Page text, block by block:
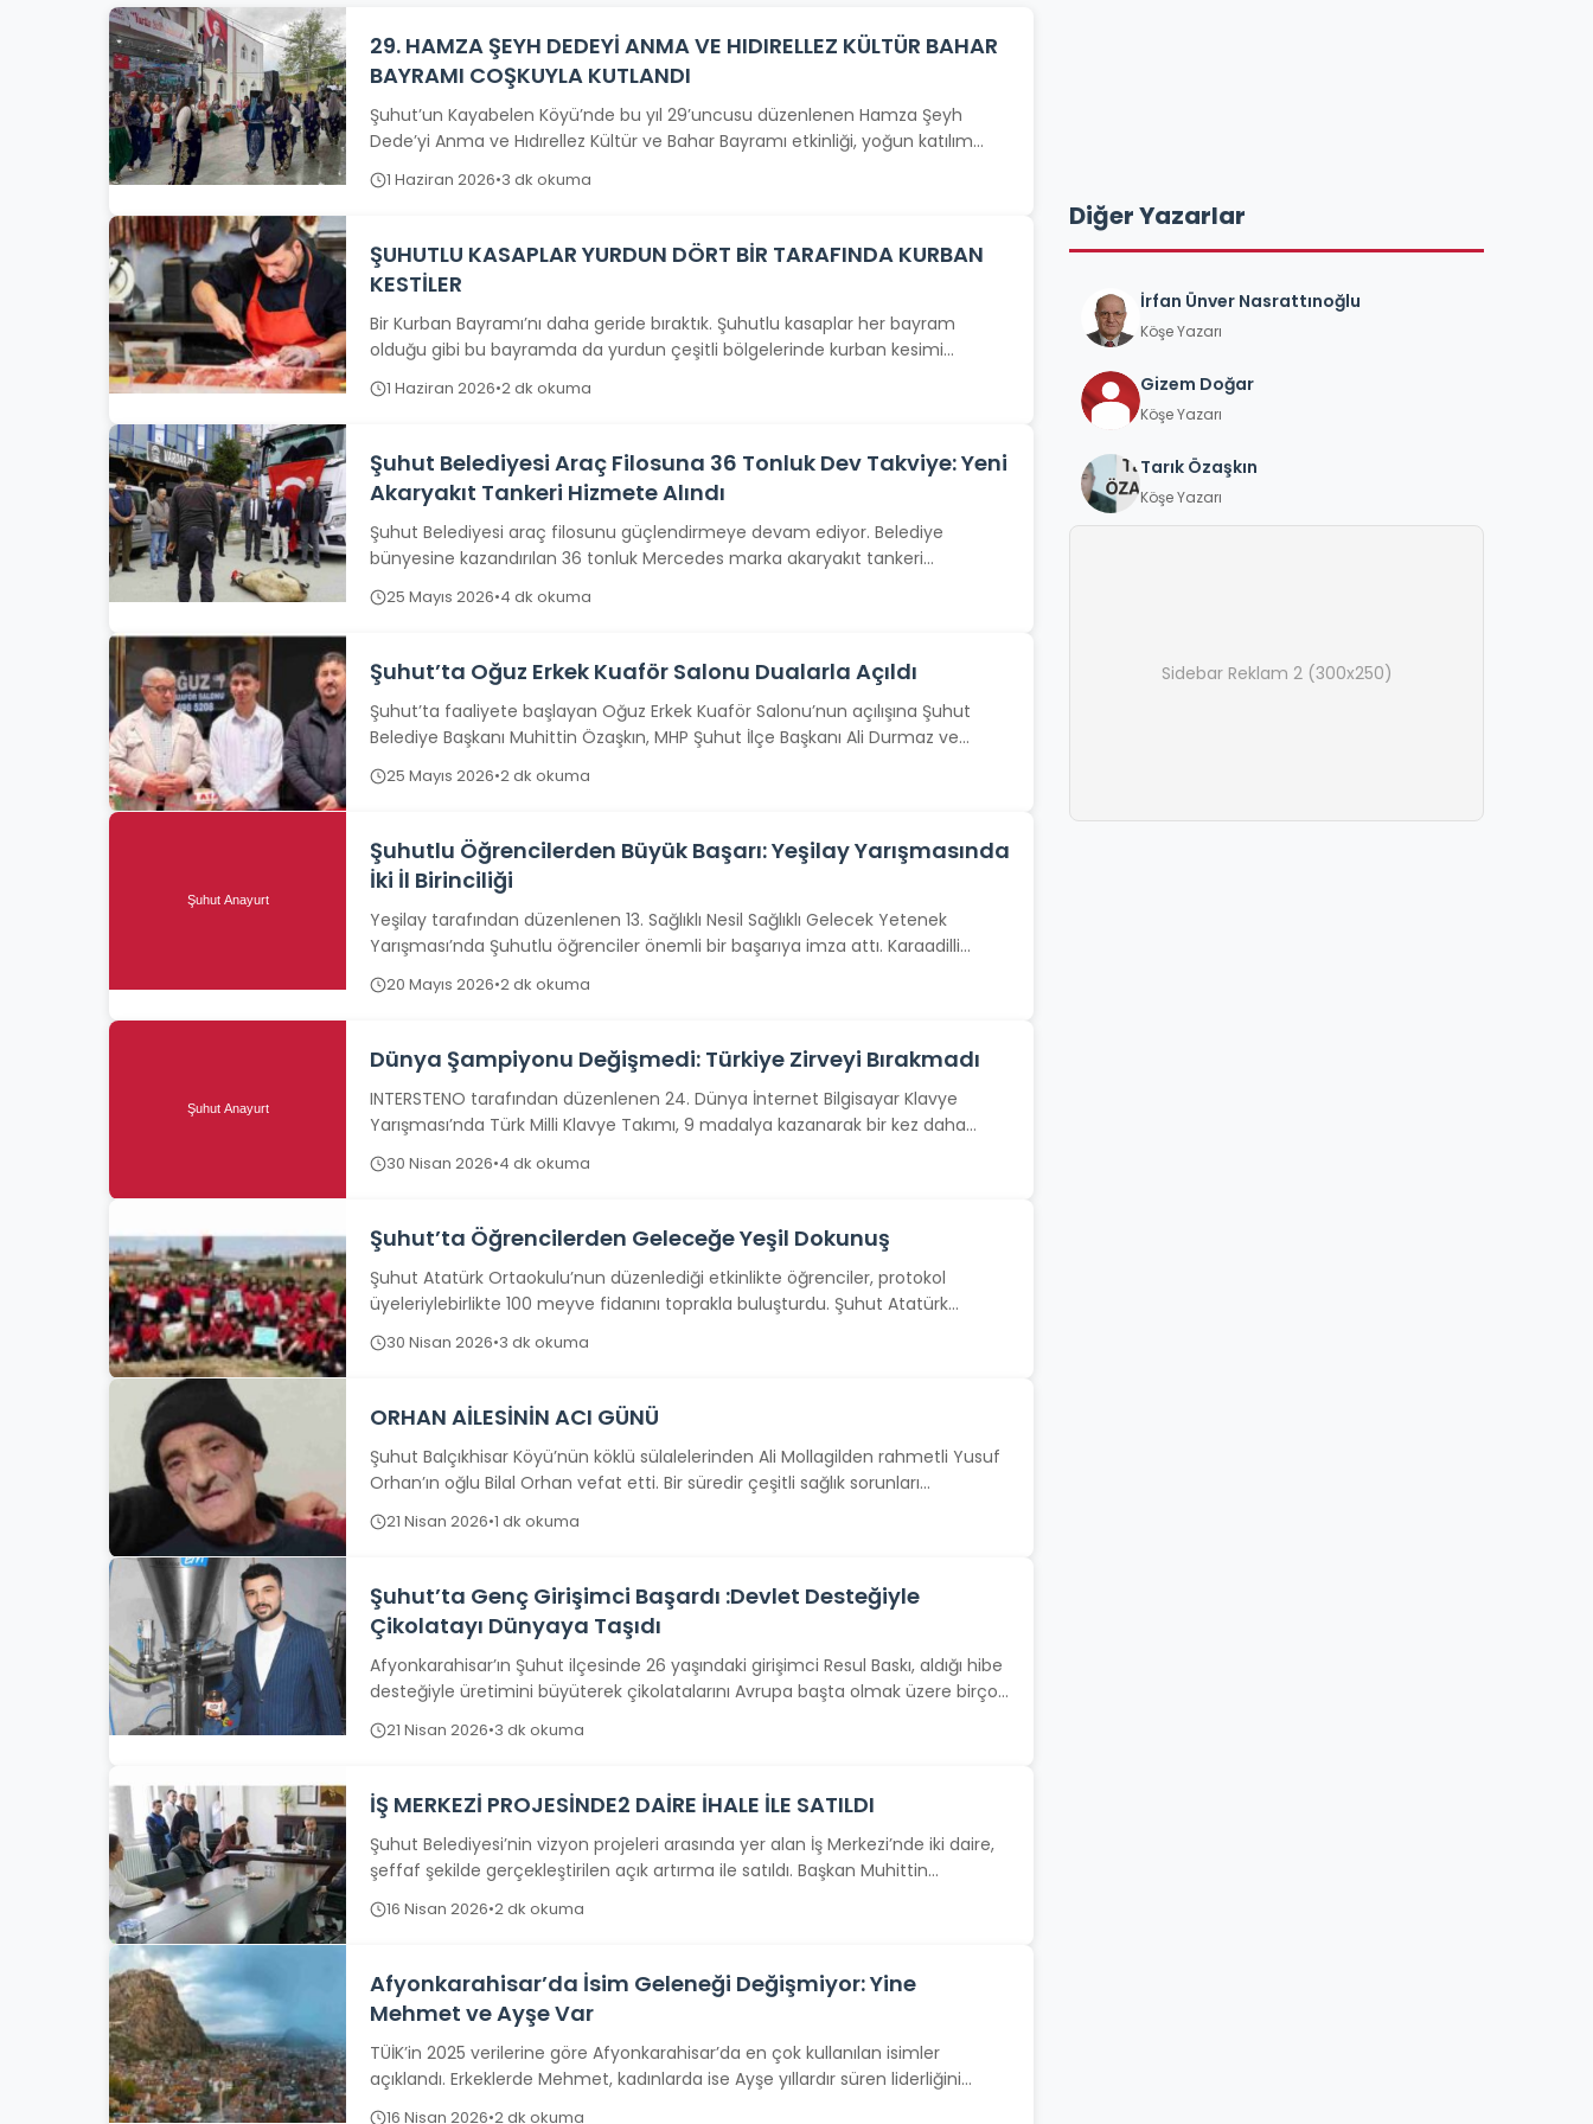
29. HAMZA ŞEYH DEDEYİ ANMA VE HIDIRELLEZ KÜLTÜR BAHAR
BAYRAMI COŞKUYLA KUTLANDI
Şuhut’un Kayabelen Köyü’nde bu yıl 29’uncusu düzenlenen Hamza Şeyh
Dede’yi Anma ve Hıdırellez Kültür ve Bahar Bayramı etkinliği, yoğun katılım...
1 Haziran 2026•3 dk okuma
ŞUHUTLU KASAPLAR YURDUN DÖRT BİR TARAFINDA KURBAN
KESTİLER
Bir Kurban Bayramı’nı daha geride bıraktık. Şuhutlu kasaplar her bayram
olduğu gibi bu bayramda da yurdun çeşitli bölgelerinde kurban kesimi...
1 Haziran 2026•2 dk okuma
Şuhut Belediyesi Araç Filosuna 36 Tonluk Dev Takviye: Yeni
Akaryakıt Tankeri Hizmete Alındı
Şuhut Belediyesi araç filosunu güçlendirmeye devam ediyor. Belediye
bünyesine kazandırılan 36 tonluk Mercedes marka akaryakıt tankeri
düzenlenen program ve dualarla...
25 Mayıs 2026•4 dk okuma
Şuhut’ta Oğuz Erkek Kuaför Salonu Dualarla Açıldı
Şuhut’ta faaliyete başlayan Oğuz Erkek Kuaför Salonu’nun açılışına Şuhut
Belediye Başkanı Muhittin Özaşkın, MHP Şuhut İlçe Başkanı Ali Durmaz ve...
25 Mayıs 2026•2 dk okuma
Şuhutlu Öğrencilerden Büyük Başarı: Yeşilay Yarışmasında
İki İl Birinciliği
Yeşilay tarafından düzenlenen 13. Sağlıklı Nesil Sağlıklı Gelecek Yetenek
Yarışması’nda Şuhutlu öğrenciler önemli bir başarıya imza attı. Karaadilli
İlkokulu ve...
20 Mayıs 2026•2 dk okuma
Dünya Şampiyonu Değişmedi: Türkiye Zirveyi Bırakmadı
INTERSTENO tarafından düzenlenen 24. Dünya İnternet Bilgisayar Klavye
Yarışması’nda Türk Milli Klavye Takımı, 9 madalya kazanarak bir kez daha
dünya...
30 Nisan 2026•4 dk okuma
Şuhut’ta Öğrencilerden Geleceğe Yeşil Dokunuş
Şuhut Atatürk Ortaokulu’nun düzenlediği etkinlikte öğrenciler, protokol
üyeleriylebirlikte 100 meyve fidanını toprakla buluşturdu. Şuhut Atatürk
Ortaokulu tarafından “Benim Okulum Geleceğe...
30 Nisan 2026•3 dk okuma
ORHAN AİLESİNİN ACI GÜNÜ
Şuhut Balçıkhisar Köyü’nün köklü sülalelerinden Ali Mollagilden rahmetli Yusuf
Orhan’ın oğlu Bilal Orhan vefat etti. Bir süredir çeşitli sağlık sorunları...
21 Nisan 2026•1 dk okuma
Şuhut’ta Genç Girişimci Başardı :Devlet Desteğiyle
Çikolatayı Dünyaya Taşıdı
Afyonkarahisar’ın Şuhut ilçesinde 26 yaşındaki girişimci Resul Baskı, aldığı hibe
desteğiyle üretimini büyüterek çikolatalarını Avrupa başta olmak üzere birçok
ülkeye...
21 Nisan 2026•3 dk okuma
İŞ MERKEZİ PROJESİNDE2 DAİRE İHALE İLE SATILDI
Şuhut Belediyesi’nin vizyon projeleri arasında yer alan İş Merkezi’nde iki daire,
şeffaf şekilde gerçekleştirilen açık artırma ile satıldı. Başkan Muhittin...
16 Nisan 2026•2 dk okuma
Afyonkarahisar’da İsim Geleneği Değişmiyor: Yine
Mehmet ve Ayşe Var
TÜİK’in 2025 verilerine göre Afyonkarahisar’da en çok kullanılan isimler
açıklandı. Erkeklerde Mehmet, kadınlarda ise Ayşe yıllardır süren liderliğini
korurken, listelerde...
16 Nisan 2026•2 dk okuma
Diğer Yazarlar
İrfan Ünver Nasrattınoğlu
Köşe Yazarı
Gizem Doğar
Köşe Yazarı
Tarık Özaşkın
Köşe Yazarı
Sidebar Reklam 2 (300x250)